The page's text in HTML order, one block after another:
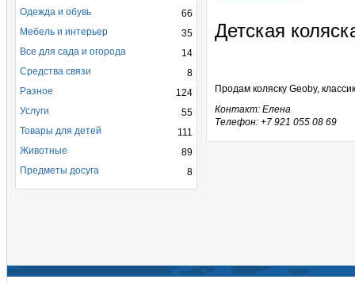
Детская
Продам коляску Geoby,
Контакт: Елена
Телефон: +7 921 055 08 69
66
Одежда и обувь
35
Мебель и интерьер
14
Все для сада и огорода
8
Средства связи
124
Разное
55
Услуги
111
Товары для детей
89
Животные
8
Предметы досуга